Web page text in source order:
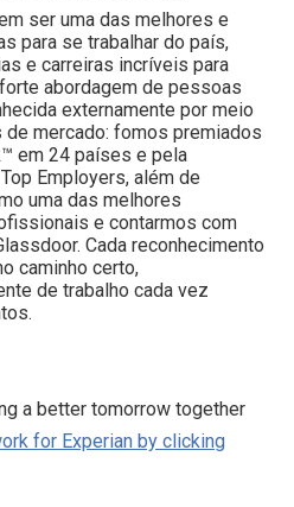
ser uma das melhores e
para se trabalhar do país,
e carreiras incríveis para
abordagem de pessoas
externamente por meio
mercado: fomos premiados
em 24 países e pela
Employers, além de
uma das melhores
e contarmos com
Cada reconhecimento
caminho certo,
de trabalho cada vez
a better tomorrow together
for Experian by clicking